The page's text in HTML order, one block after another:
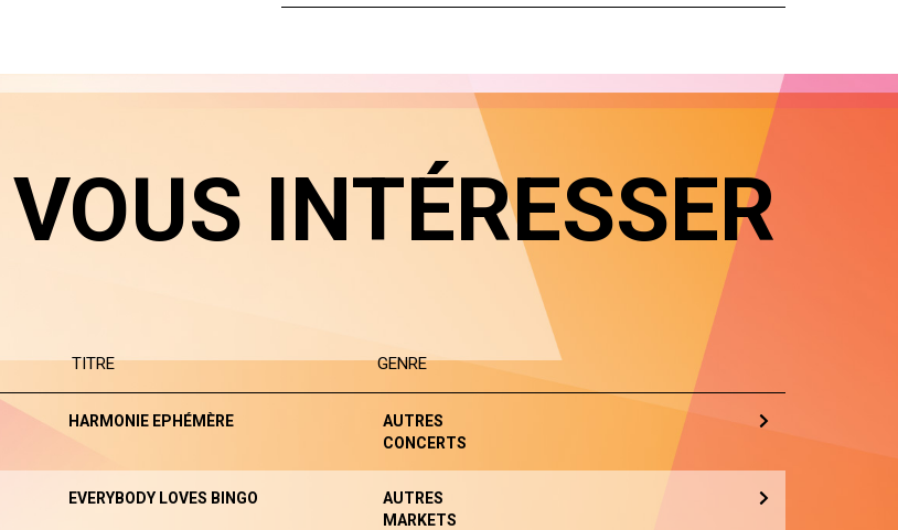
INTÉRESSER
TITRE GENRE
HARMONIE EPHÉMÈRE
AUTRES
CONCERTS
EVERYBODY LOVES BINGO
AUTRES
MARKETS